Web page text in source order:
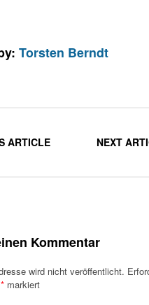
Torsten Berndt
ARTICLE NEXT
Kommentar
wird nicht veröffentlicht.
* markiert